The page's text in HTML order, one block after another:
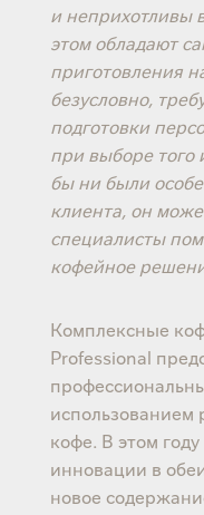
и неприхотливы
этом обладают
приготовления
безусловно,
подготовки
при выборе
бы ни были
клиента, он
специалисты
кофейное
Комплексные
Professional
использованием
кофе. В этом
инновации в
новое